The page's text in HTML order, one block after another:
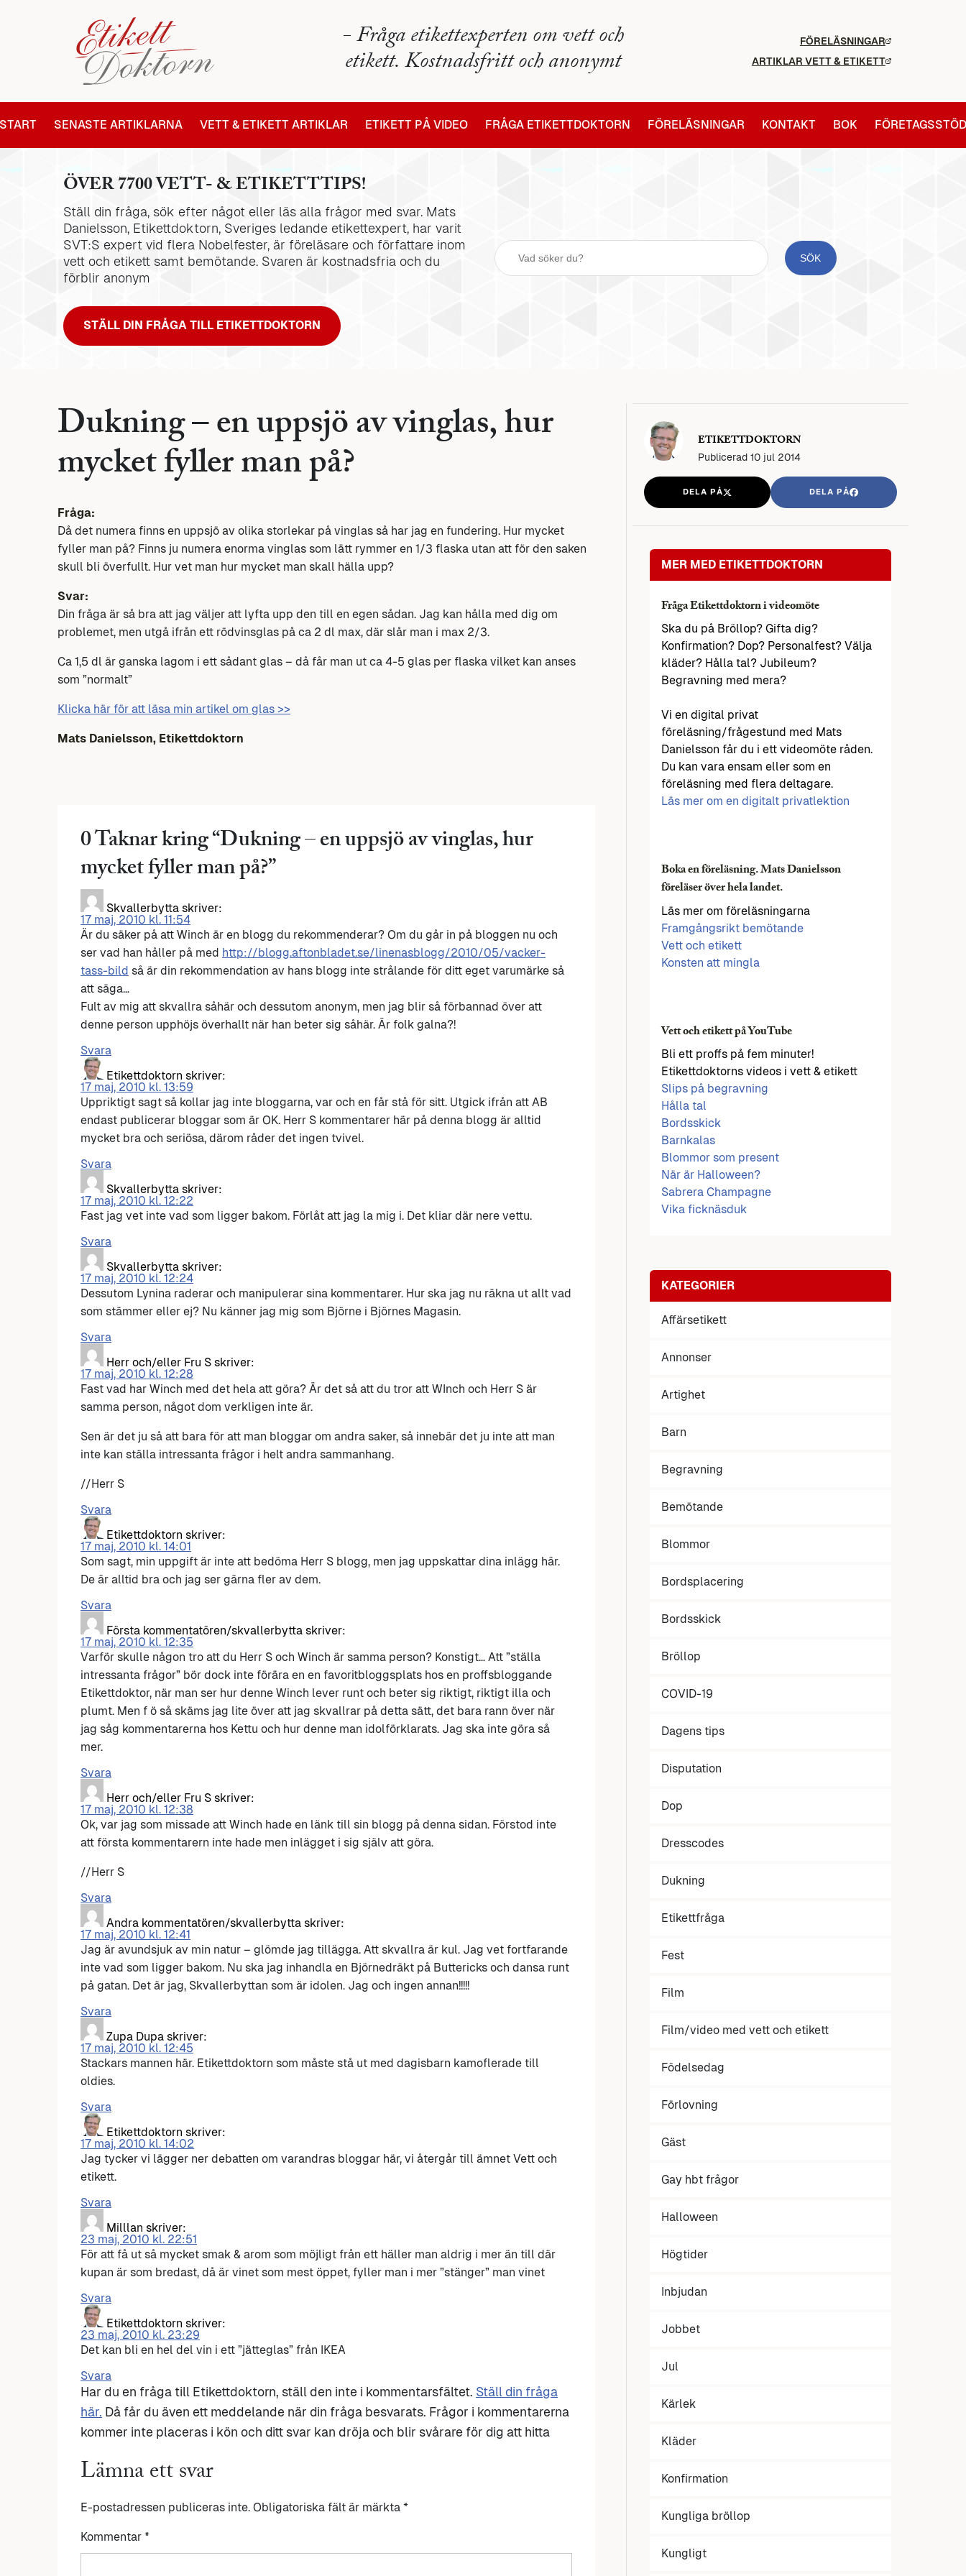
- Fråga etikettexperten om vett och
etikett. Kostnadsfritt och anonymt
FÖRELÄSNINGAR
ARTIKLAR VETT & ETIKETT
START SENASTE ARTIKLARNA VETT & ETIKETT ARTIKLAR ETIKETT PÅ VIDEO FRÅGA ETIKETTDOKTORN FÖRELÄSNINGAR KONTAKT BOK FÖRETAGSSTÖD
ÖVER 7700 VETT- & ETIKETTTIPS!
Ställ din fråga, sök efter något eller läs alla frågor med svar. Mats
Danielsson, Etikettdoktorn, Sveriges ledande etikettexpert, har varit
SVT:S expert vid flera Nobelfester, är föreläsare och författare inom
vett och etikett samt bemötande. Svaren är kostnadsfria och du
förblir anonym
STÄLL DIN FRÅGA TILL ETIKETTDOKTORN
Dukning – en uppsjö av vinglas, hur
mycket fyller man på?
Fråga:
Då det numera finns en uppsjö av olika storlekar på vinglas så har jag en fundering. Hur mycket
fyller man på? Finns ju numera enorma vinglas som lätt rymmer en 1/3 flaska utan att för den saken
skull bli överfullt. Hur vet man hur mycket man skall hälla upp?
Svar:
Din fråga är så bra att jag väljer att lyfta upp den till en egen sådan. Jag kan hålla med dig om
problemet, men utgå ifrån ett rödvinsglas på ca 2 dl max, där slår man i max 2/3.
Ca 1,5 dl är ganska lagom i ett sådant glas – då får man ut ca 4-5 glas per flaska vilket kan anses
som ”normalt”
Klicka här för att läsa min artikel om glas >>
Mats Danielsson, Etikettdoktorn
0 Taknar kring “Dukning – en uppsjö av vinglas, hur
mycket fyller man på?”
Skvallerbytta skriver:
17 maj, 2010 kl. 11:54
Är du säker på att Winch är en blogg du rekommenderar? Om du går in på bloggen nu och
ser vad han håller på med http://blogg.aftonbladet.se/linenasblogg/2010/05/vacker-
tass-bild så är din rekommendation av hans blogg inte strålande för ditt eget varumärke så
att säga…
Fult av mig att skvallra såhär och dessutom anonym, men jag blir så förbannad över att
denne person upphöjs överhallt när han beter sig såhär. Är folk galna?!
Svara
Etikettdoktorn skriver:
17 maj, 2010 kl. 13:59
Uppriktigt sagt så kollar jag inte bloggarna, var och en får stå för sitt. Utgick ifrån att AB
endast publicerar bloggar som är OK. Herr S kommentarer här på denna blogg är alltid
mycket bra och seriösa, därom råder det ingen tvivel.
Svara
Skvallerbytta skriver:
17 maj, 2010 kl. 12:22
Fast jag vet inte vad som ligger bakom. Förlåt att jag la mig i. Det kliar där nere vettu.
Svara
Skvallerbytta skriver:
17 maj, 2010 kl. 12:24
Dessutom Lynina raderar och manipulerar sina kommentarer. Hur ska jag nu räkna ut allt vad
som stämmer eller ej? Nu känner jag mig som Björne i Björnes Magasin.
Svara
Herr och/eller Fru S skriver:
17 maj, 2010 kl. 12:28
Fast vad har Winch med det hela att göra? Är det så att du tror att WInch och Herr S är
samma person, något dom verkligen inte är.
Sen är det ju så att bara för att man bloggar om andra saker, så innebär det ju inte att man
inte kan ställa intressanta frågor i helt andra sammanhang.
//Herr S
Svara
Etikettdoktorn skriver:
17 maj, 2010 kl. 14:01
Som sagt, min uppgift är inte att bedöma Herr S blogg, men jag uppskattar dina inlägg här.
De är alltid bra och jag ser gärna fler av dem.
Svara
Första kommentatören/skvallerbytta skriver:
17 maj, 2010 kl. 12:35
Varför skulle någon tro att du Herr S och Winch är samma person? Konstigt… Att ”ställa
intressanta frågor” bör dock inte förära en en favoritbloggsplats hos en proffsbloggande
Etikettdoktor, när man ser hur denne Winch lever runt och beter sig riktigt, riktigt illa och
plumt. Men f ö så skäms jag lite över att jag skvallrar på detta sätt, det bara rann över när
jag såg kommentarerna hos Kettu och hur denne man idolförklarats. Jag ska inte göra så
mer.
Svara
Herr och/eller Fru S skriver:
17 maj, 2010 kl. 12:38
Ok, var jag som missade att Winch hade en länk till sin blogg på denna sidan. Förstod inte
att första kommentarern inte hade men inlägget i sig själv att göra.
//Herr S
Svara
Andra kommentatören/skvallerbytta skriver:
17 maj, 2010 kl. 12:41
Jag är avundsjuk av min natur – glömde jag tillägga. Att skvallra är kul. Jag vet fortfarande
inte vad som ligger bakom. Nu ska jag inhandla en Björnedräkt på Buttericks och dansa runt
på gatan. Det är jag, Skvallerbyttan som är idolen. Jag och ingen annan!!!!!
Svara
Zupa Dupa skriver:
17 maj, 2010 kl. 12:45
Stackars mannen här. Etikettdoktorn som måste stå ut med dagisbarn kamoflerade till
oldies.
Svara
Etikettdoktorn skriver:
17 maj, 2010 kl. 14:02
Jag tycker vi lägger ner debatten om varandras bloggar här, vi återgår till ämnet Vett och
etikett.
Svara
Milllan skriver:
23 maj, 2010 kl. 22:51
För att få ut så mycket smak & arom som möjligt från ett häller man aldrig i mer än till där
kupan är som bredast, då är vinet som mest öppet, fyller man i mer ”stänger” man vinet
Svara
Etikettdoktorn skriver:
23 maj, 2010 kl. 23:29
Det kan bli en hel del vin i ett ”jätteglas” från IKEA
Svara
Har du en fråga till Etikettdoktorn, ställ den inte i kommentarsfältet. Ställ din fråga
här. Då får du även ett meddelande när din fråga besvarats. Frågor i kommentarerna
kommer inte placeras i kön och ditt svar kan dröja och blir svårare för dig att hitta
Lämna ett svar
E-postadressen publiceras inte. Obligatoriska fält är märkta *
Kommentar *
ETIKETTDOKTORN
Publicerad 10 jul 2014
DELA PÅ DELA PÅ
MER MED ETIKETTDOKTORN
Fråga Etikettdoktorn i videomöte
Ska du på Bröllop? Gifta dig?
Konfirmation? Dop? Personalfest? Välja
kläder? Hålla tal? Jubileum?
Begravning med mera?
Vi en digital privat
föreläsning/frågestund med Mats
Danielsson får du i ett videomöte råden.
Du kan vara ensam eller som en
föreläsning med flera deltagare.
Läs mer om en digitalt privatlektion
Boka en föreläsning. Mats Danielsson
föreläser över hela landet.
Läs mer om föreläsningarna
Framgångsrikt bemötande
Vett och etikett
Konsten att mingla
Vett och etikett på YouTube
Bli ett proffs på fem minuter!
Etikettdoktorns videos i vett & etikett
Slips på begravning
Hålla tal
Bordsskick
Barnkalas
Blommor som present
När är Halloween?
Sabrera Champagne
Vika ficknäsduk
KATEGORIER
Affärsetikett
Annonser
Artighet
Barn
Begravning
Bemötande
Blommor
Bordsplacering
Bordsskick
Bröllop
COVID-19
Dagens tips
Disputation
Dop
Dresscodes
Dukning
Etikettfråga
Fest
Film
Film/video med vett och etikett
Födelsedag
Förlovning
Gäst
Gay hbt frågor
Halloween
Högtider
Inbjudan
Jobbet
Jul
Kärlek
Kläder
Konfirmation
Kungliga bröllop
Kungligt